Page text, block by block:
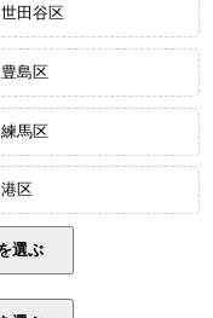
世田谷区
豊島区
練馬区
港区